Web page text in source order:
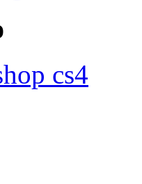
cs4